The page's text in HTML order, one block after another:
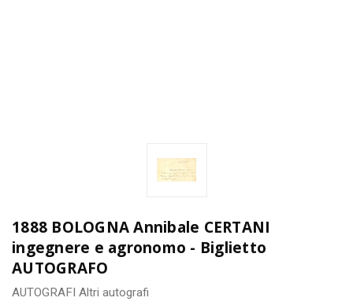
1888 BOLOGNA Annibale CERTANI
ingegnere e agronomo - Biglietto
AUTOGRAFO
AUTOGRAFI Altri autografi